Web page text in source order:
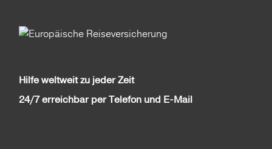
Hilfe weltweit zu jeder Zeit
24/7 erreichbar per Telefon und E-Mail